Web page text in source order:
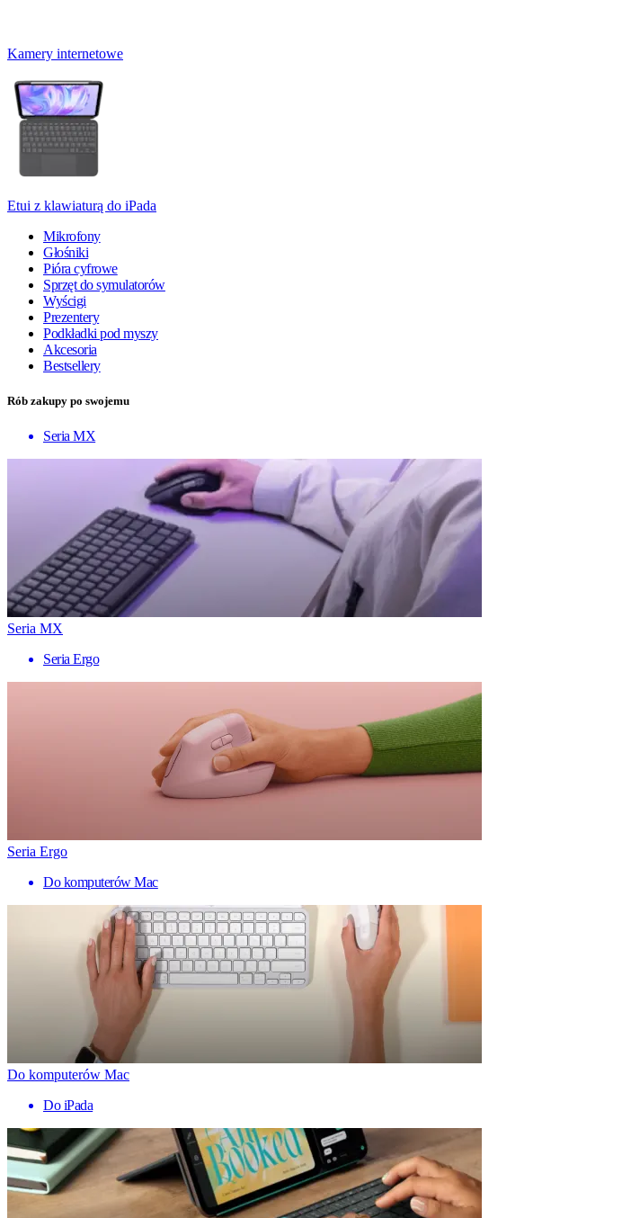
Kamery internetowe
Etui z klawiaturą do iPada
Mikrofony
Głośniki
Pióra cyfrowe
Sprzęt do symulatorów
Wyścigi
Prezentery
Podkładki pod myszy
Akcesoria
Bestsellery
Rób zakupy po swojemu
Seria MX
Seria MX
Seria Ergo
Seria Ergo
Do komputerów Mac
Do komputerów Mac
Do iPada